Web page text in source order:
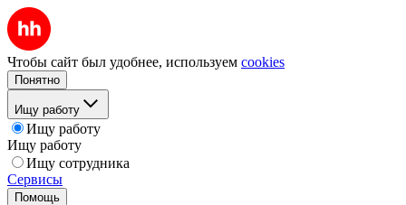
Чтобы сайт был удобнее, используем cookies
Понятно
Ищу работу
Ищу работу
Ищу работу
Ищу сотрудника
Сервисы
Помощь